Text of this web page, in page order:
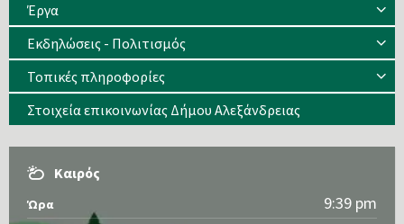
Έργα
Εκδηλώσεις - Πολιτισμός
Τοπικές πληροφορίες
Στοιχεία επικοινωνίας Δήμου Αλεξάνδρειας
Καιρός
Ώρα 9:39 pm